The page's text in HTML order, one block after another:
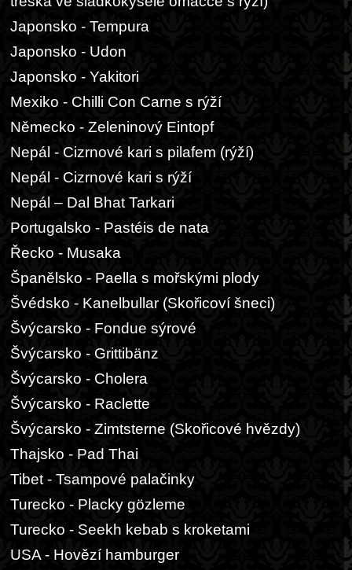
Japonsko - Tempura
Japonsko - Udon
Japonsko - Yakitori
Mexiko - Chilli Con Carne s rýží
Německo - Zeleninový Eintopf
Nepál - Cizrnové kari s pilafem (rýží)
Nepál - Cizrnové kari s rýží
Nepál – Dal Bhat Tarkari
Portugalsko - Pastéis de nata
Řecko - Musaka
Španělsko - Paella s mořskými plody
Švédsko - Kanelbullar (Skořicoví šneci)
Švýcarsko - Fondue sýrové
Švýcarsko - Grittibänz
Švýcarsko - Cholera
Švýcarsko - Raclette
Švýcarsko - Zimtsterne (Skořicové hvězdy)
Thajsko - Pad Thai
Tibet - Tsampové palačinky
Turecko - Placky gözleme
Turecko - Seekh kebab s kroketami
USA - Hovězí hamburger